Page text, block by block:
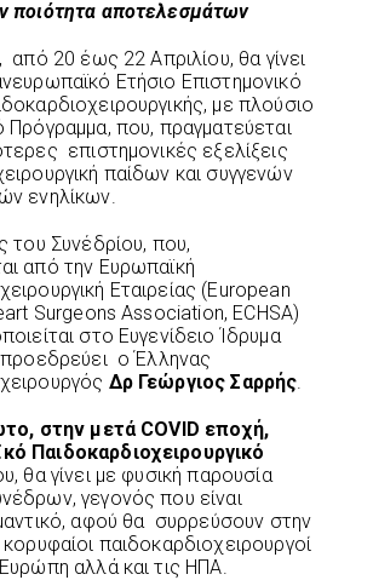
ποιότητα αποτελεσμάτων
20 έως 22 Απριλίου, θα γίνει
Ετήσιο Επιστημονικό
με πλούσιο
Πρόγραμμα, που, πραγματεύεται
επιστημονικές εξελίξεις
παίδων και συγγενών
ενηλίκων.
του Συνέδρίου, που,
από την Ευρωπαϊκή
Εταιρείας (European
Surgeons Association, ECHSA)
στο Ευγενίδειο Ίδρυμα
ο Έλληνας
Δρ Γεώργιος Σαρρής
στην μετά COVID εποχή,
Παιδοκαρδιοχειρουργικό
θα γίνει με φυσική παρουσία
γεγονός που είναι
αφού θα συρρεύσουν στην
παιδοκαρδιοχειρουργοί
αλλά και τις ΗΠΑ.